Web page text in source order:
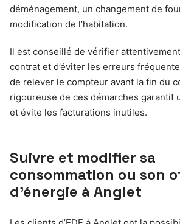
déménagement, un changement de
modification de l’habitation.
Il est conseillé de vérifier
contrat et d’éviter les erreurs
de relever le compteur avant la fin du
rigoureuse de ces démarches garantit
et évite les facturations inutiles.
Suivre et modifier sa
consommation ou son
d’énergie à Anglet